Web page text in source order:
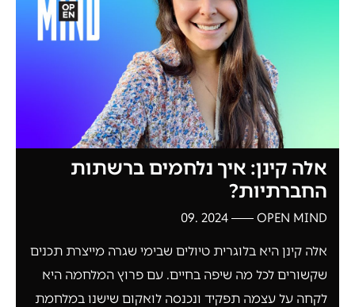
אלה קינן: איך נלחמים ברשתות
החברתיות?
OPEN MIND
2024 .09
אלה קינן היא בלוגרית טיולים שבימי שגרה מייצרת תכנים
שקשורים לכל מה שיפה בחיים. עם פרוץ המלחמה היא
לקחה על עצמה תפקיד ונכנסה לואקום שישנו במלחמת